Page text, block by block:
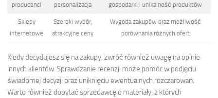
producenci
personalizacja
gospodarki i unikalność produktów
Sklepy
internetowe
Szeroki wybór,
atrakcyjne ceny
Wygoda zakupów oraz możliwość
porównania różnych ofert
Kiedy decydujesz się na zakupy, zwróć również uwagę na opinie
innych klientów. Sprawdzanie recenzji może pomóc w podjęciu
świadomej decyzji oraz uniknięciu ewentualnych rozczarowań.
Warto również dopytać sprzedawcę o materiały, z których